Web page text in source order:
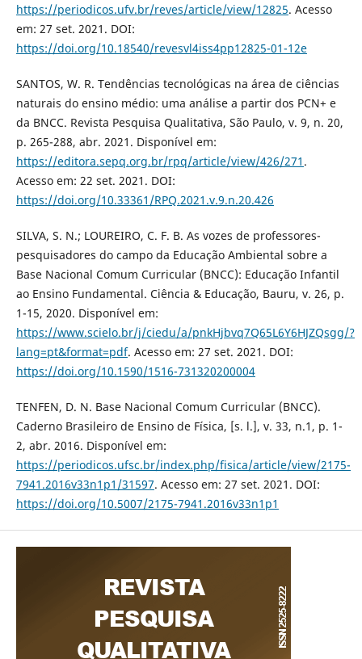
https://periodicos.ufv.br/reves/article/view/12825. Acesso
em: 27 set. 2021. DOI:
https://doi.org/10.18540/revesvl4iss4pp12825-01-12e
SANTOS, W. R. Tendências tecnológicas na área de ciências
naturais do ensino médio: uma análise a partir dos PCN+ e
da BNCC. Revista Pesquisa Qualitativa, São Paulo, v. 9, n. 20,
p. 265-288, abr. 2021. Disponível em:
https://editora.sepq.org.br/rpq/article/view/426/271 .
Acesso em: 22 set. 2021. DOI:
https://doi.org/10.33361/RPQ.2021.v.9.n.20.426
SILVA, S. N.; LOUREIRO, C. F. B. As vozes de professores-
pesquisadores do campo da Educação Ambiental sobre a
Base Nacional Comum Curricular (BNCC): Educação Infantil
ao Ensino Fundamental. Ciência & Educação, Bauru, v. 26, p.
1-15, 2020. Disponível em:
https://www.scielo.br/j/ciedu/a/pnkHjbvq7Q65L6Y6HJZQsgg/?
lang=pt&format=pdf. Acesso em: 27 set. 2021. DOI:
https://doi.org/10.1590/1516-731320200004
TENFEN, D. N. Base Nacional Comum Curricular (BNCC).
Caderno Brasileiro de Ensino de Física, [s. l.], v. 33, n.1, p. 1-
2, abr. 2016. Disponível em:
https://periodicos.ufsc.br/index.php/fisica/article/view/2175-
7941.2016v33n1p1/31597. Acesso em: 27 set. 2021. DOI:
https://doi.org/10.5007/2175-7941.2016v33n1p1